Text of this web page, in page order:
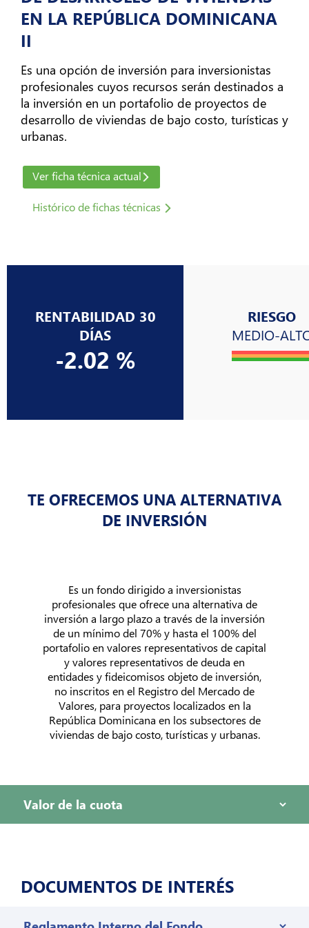
Atención
al
Sobre
Nosotros
arrow_forward_ios
Sitios
arrow_forward_ios
EN LA REPÚBLICA DOMINICANA
II
Es una opción de inversión para inversionistas
profesionales cuyos recursos serán destinados a
la inversión en un portafolio de proyectos de
desarrollo de viviendas de bajo costo, turísticas y
urbanas.
Ver ficha técnica actual
Histórico de fichas técnicas
RENTABILIDAD 30
DÍAS
-2.02 %
RIESGO
MEDIO-
TE OFRECEMOS UNA ALTERNATIVA
DE INVERSIÓN
Es un fondo dirigido a inversionistas
profesionales que ofrece una alternativa de
inversión a largo plazo a través de la inversión
de un mínimo del 70% y hasta el 100% del
portafolio en valores representativos de capital
y valores representativos de deuda en
entidades y fideicomisos objeto de inversión,
no inscritos en el Registro del Mercado de
Valores, para proyectos localizados en la
República Dominicana en los subsectores de
viviendas de bajo costo, turísticas y urbanas.
DOCUMENTOS DE INTERÉS